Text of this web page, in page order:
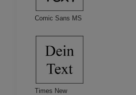
Comic Sans MS
Times New